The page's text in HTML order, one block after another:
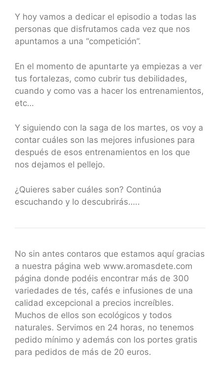
Y hoy vamos a dedicar el episodio a todas las
personas que disfrutamos cada vez que nos
apuntamos a una “competición”.
En el momento de apuntarte ya empiezas a ver
tus fortalezas, como cubrir tus debilidades,
cuando y como vas a hacer los entrenamientos,
etc…
Y siguiendo con la saga de los martes, os voy a
contar cuáles son las mejores infusiones para
después de esos entrenamientos en los que
nos dejamos el pellejo.
¿Quieres saber cuáles son? Continúa
escuchando y lo descubrirás…..
No sin antes contaros que estamos aquí gracias
a nuestra página web www.aromasdete.com
página donde podéis encontrar más de 300
variedades de tés, cafés e infusiones de una
calidad excepcional a precios increíbles.
Muchos de ellos son ecológicos y todos
naturales. Servimos en 24 horas, no tenemos
pedido mínimo y además con los portes gratis
para pedidos de más de 20 euros.